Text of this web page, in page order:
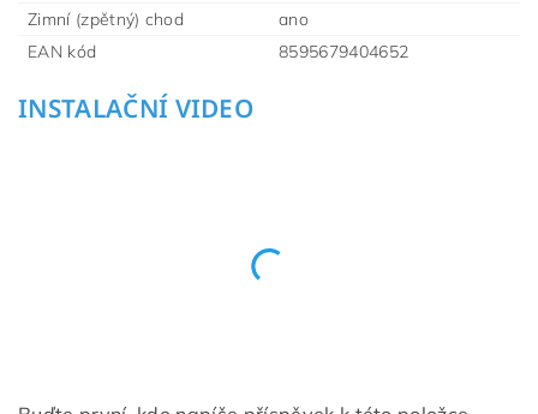
Zimní (zpětný) chod
ano
EAN kód
8595679404652
INSTALAČNÍ VIDEO